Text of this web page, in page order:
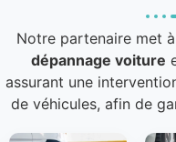
Notre partenaire met
dépannage voiture
assurant une
de véhicules, afin de